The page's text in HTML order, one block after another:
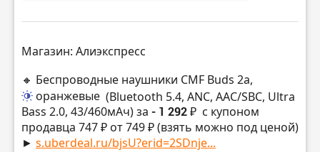
Магазин: Алиэкспресс
🔸 Беспроводные наушники CMF Buds 2a,
оранжевые (Bluetooth 5.4, ANC, AAC/SBC, Ultra
Bass 2.0, 43/460мАч) за - 1 292 ₽ с купоном
продавца 747 ₽ от 749 ₽ (взять можно под ценой)
► s.uberdeal.ru/bjsU?erid=2SDnje...